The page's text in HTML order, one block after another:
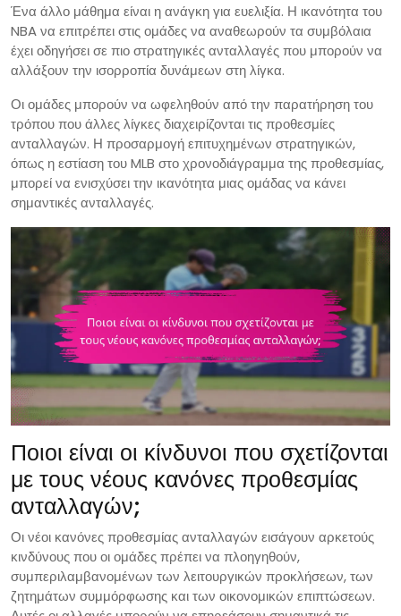
Ένα άλλο μάθημα είναι η ανάγκη για ευελιξία. Η ικανότητα του
NBA να επιτρέπει στις ομάδες να αναθεωρούν τα συμβόλαια
έχει οδηγήσει σε πιο στρατηγικές ανταλλαγές που μπορούν να
αλλάξουν την ισορροπία δυνάμεων στη λίγκα.
Οι ομάδες μπορούν να ωφεληθούν από την παρατήρηση του
τρόπου που άλλες λίγκες διαχειρίζονται τις προθεσμίες
ανταλλαγών. Η προσαρμογή επιτυχημένων στρατηγικών,
όπως η εστίαση του MLB στο χρονοδιάγραμμα της προθεσμίας,
μπορεί να ενισχύσει την ικανότητα μιας ομάδας να κάνει
σημαντικές ανταλλαγές.
Ποιοι είναι οι κίνδυνοι που σχετίζονται
με τους νέους κανόνες προθεσμίας
ανταλλαγών;
Οι νέοι κανόνες προθεσμίας ανταλλαγών εισάγουν αρκετούς
κινδύνους που οι ομάδες πρέπει να πλοηγηθούν,
συμπεριλαμβανομένων των λειτουργικών προκλήσεων, των
ζητημάτων συμμόρφωσης και των οικονομικών επιπτώσεων.